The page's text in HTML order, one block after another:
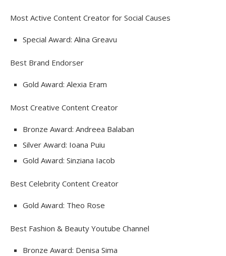
Most Active Content Creator for Social Causes
Special Award: Alina Greavu
Best Brand Endorser
Gold Award: Alexia Eram
Most Creative Content Creator
Bronze Award: Andreea Balaban
Silver Award: Ioana Puiu
Gold Award: Sinziana Iacob
Best Celebrity Content Creator
Gold Award: Theo Rose
Best Fashion & Beauty Youtube Channel
Bronze Award: Denisa Sima